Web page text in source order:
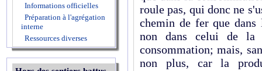
Informations officielles
Préparation à l'agrégation
interne
Ressources diverses
roule pas, qui donc ne
chemin de fer que
non dans celui de la
consommation; mais,
non plus, car la